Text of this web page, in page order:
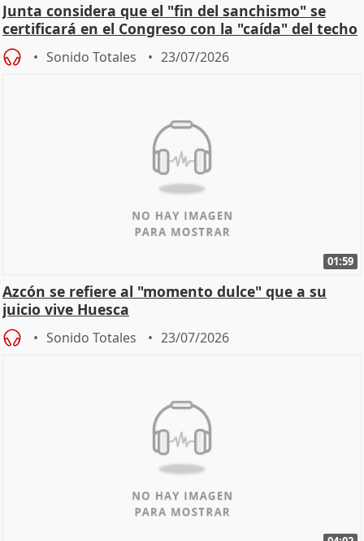
Junta considera que el "fin del sanchismo" se
certificará en el Congreso con la "caída" del techo
de
Sonido Totales 23/07/2026
01:59
Azcón se refiere al "momento dulce" que a su
juicio vive Huesca
Sonido Totales 23/07/2026